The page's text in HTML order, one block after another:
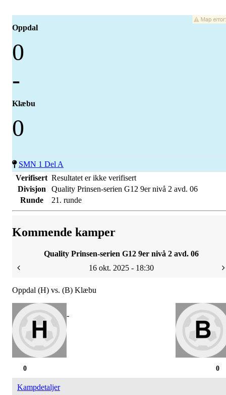
Oppdal
0
-
Klæbu
0
SMN 1 Del A
Verifisert Resultatet er ikke verifisert
Divisjon
Quality Prinsen-serien G12 9er nivå 2 avd. 06
Runde
21. runde
Kommende kamper
Quality Prinsen-serien G12 9er nivå 2 avd. 06
16 okt. 2025 - 18:30
Oppdal (H) vs. (B) Klæbu
-
0
0
Kampdetaljer